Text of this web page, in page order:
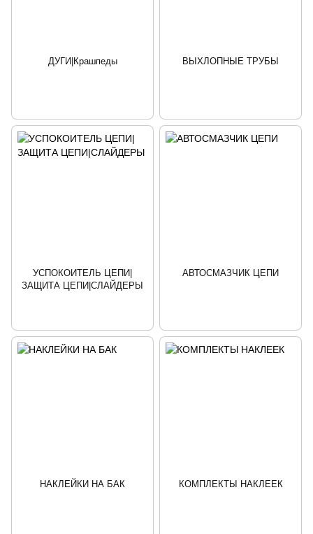
ДУГИ|Крашпеды ВЫХЛОПНЫЕ ТРУБЫ
УСПОКОИТЕЛЬ ЦЕПИ|
ЗАЩИТА ЦЕПИ|СЛАЙДЕРЫ
АВТОСМАЗЧИК ЦЕПИ
НАКЛЕЙКИ НА БАК КОМПЛЕКТЫ НАКЛЕЕК